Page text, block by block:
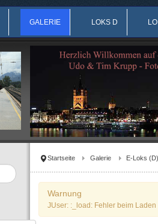
GALERIE LOKS D
Startseite Galerie E-Loks (D)
Warnung
JUser: :_load: Fehler beim